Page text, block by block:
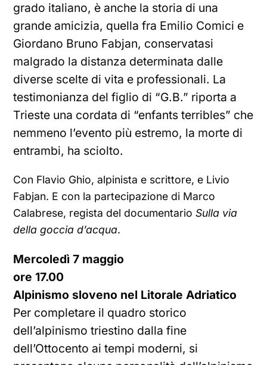
grado italiano, è anche la storia di una
grande amicizia, quella fra Emilio Comici e
Giordano Bruno Fabjan, conservatasi
malgrado la distanza determinata dalle
diverse scelte di vita e professionali. La
testimonianza del figlio di “G.B.” riporta a
Trieste una cordata di “enfants terribles” che
nemmeno l’evento più estremo, la morte di
entrambi, ha sciolto.
Con Flavio Ghio, alpinista e scrittore, e Livio
Fabjan. E con la partecipazione di Marco
Calabrese, regista del documentarioSulla via
della goccia d’acqua.
Mercoledì 7 maggio
ore 17.00
Alpinismo sloveno nel Litorale Adriatico
Per completare il quadro storico
dell’alpinismo triestino dalla fine
dell’Ottocento ai tempi moderni, si